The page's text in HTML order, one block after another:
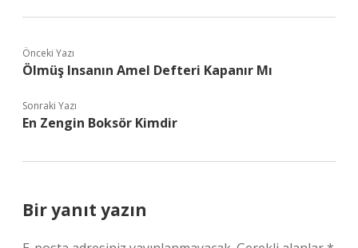
Önceki Yazı
Ölmüş Insanın Amel Defteri Kapanır Mı
Sonraki Yazı
En Zengin Boksör Kimdir
Bir yanıt yazın